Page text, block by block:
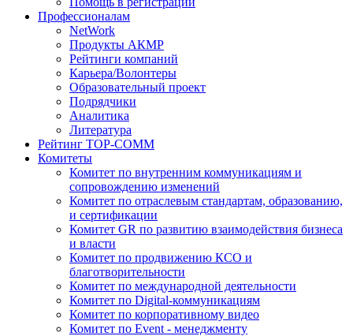
Профессионалам
NetWork
Продукты АКМР
Рейтинги компаний
Карьера/Волонтеры
Образовательный проект
Подрядчики
Аналитика
Литература
Рейтинг TOP-COMM
Комитеты
Комитет по внутренним коммуникациям и
сопровождению изменений
Комитет по отраслевым стандартам, образованию,
и сертификации
Комитет GR по развитию взаимодействия бизнеса
и власти
Комитет по продвижению КСО и
благотворительности
Комитет по международной деятельности
Комитет по Digital-коммуникациям
Комитет по корпоративному видео
Комитет по Event - менеджменту